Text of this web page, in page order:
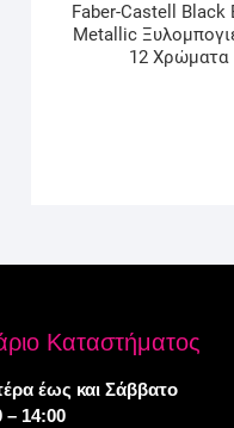
Faber-Castell Black
Metallic
12 Χρώματα
Καταστήματος
έως και Σάββατο
– 14:00